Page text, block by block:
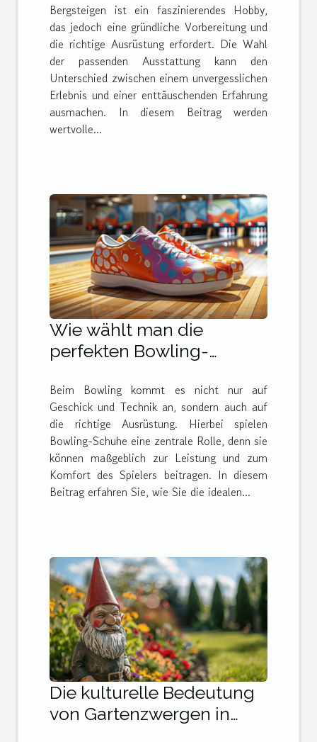
Bergsteigen ist ein faszinierendes Hobby,
das jedoch eine gründliche Vorbereitung und
die richtige Ausrüstung erfordert. Die Wahl
der passenden Ausstattung kann den
Unterschied zwischen einem unvergesslichen
Erlebnis und einer enttäuschenden Erfahrung
ausmachen. In diesem Beitrag werden
wertvolle...
Wie wählt man die
perfekten Bowling-
aus?
Beim Bowling kommt es nicht nur auf
Geschick und Technik an, sondern auch auf
die richtige Ausrüstung. Hierbei spielen
Bowling-Schuhe eine zentrale Rolle, denn sie
können maßgeblich zur Leistung und zum
Komfort des Spielers beitragen. In diesem
Beitrag erfahren Sie, wie Sie die idealen...
Die kulturelle Bedeutung
von Gartenzwergen in